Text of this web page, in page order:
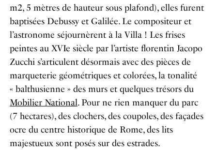
m2, 5 mètres de hauteur sous plafond), elles furent
baptisées Debussy et Galilée. Le compositeur et
l’astronome séjournèrent à la Villa ! Les frises
peintes au XVIe siècle par l’artiste florentin Jacopo
Zucchi s’articulent désormais avec des pièces de
marqueterie géométriques et colorées, la tonalité
« balthusienne » des murs et quelques trésors du
Mobilier National. Pour ne rien manquer du parc
(7 hectares), des clochers, des coupoles, des façades
ocre du centre historique de Rome, des lits
majestueux sont posés sur des estrades.